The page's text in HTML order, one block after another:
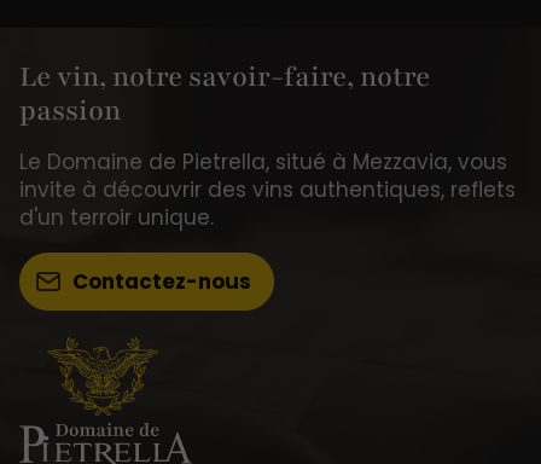
Le vin, notre savoir-faire, notre
passion
Le Domaine de Pietrella, situé à Mezzavia, vous
invite à découvrir des vins authentiques, reflets
d'un terroir unique.
Contactez-nous